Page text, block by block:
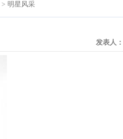
> 明星风采
发表人：